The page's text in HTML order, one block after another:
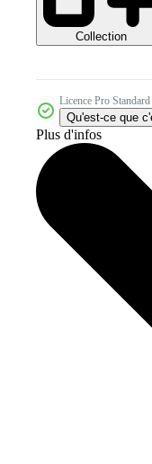
Collection
Licence Pro Standard
Qu'est-ce que
Plus d'infos